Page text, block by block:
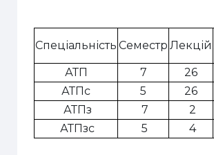
Схема розділу
Спеціальність Семестр Лекцій
АТП 7 26
АТПс
5 26
АТПз
7 2
АТПзс
5 4